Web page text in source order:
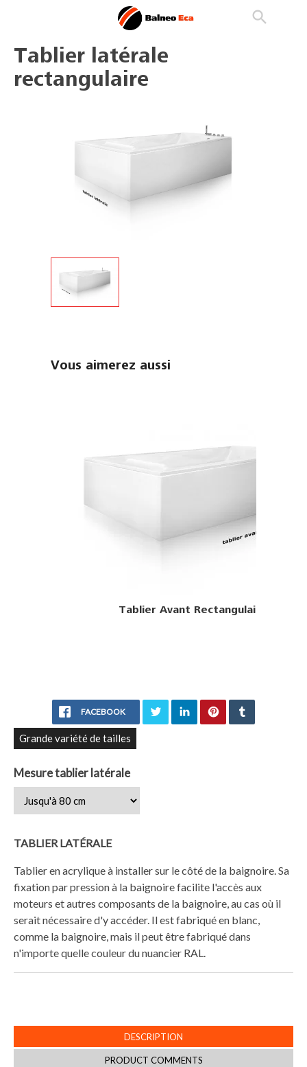
search
Tablier latérale
rectangulaire
Vous aimerez aussi
Tablier Avant Rectangulaire
FACEBOOK
Grande variété de tailles
Mesure tablier latérale
TABLIER LATÉRALE
Tablier en acrylique à installer sur le côté de la baignoire. Sa
fixation par pression à la baignoire facilite l'accès aux
moteurs et autres composants de la baignoire, au cas où il
serait nécessaire d'y accéder. Il est fabriqué en blanc,
comme la baignoire, mais il peut être fabriqué dans
n'importe quelle couleur du nuancier RAL.
DESCRIPTION
PRODUCT COMMENTS